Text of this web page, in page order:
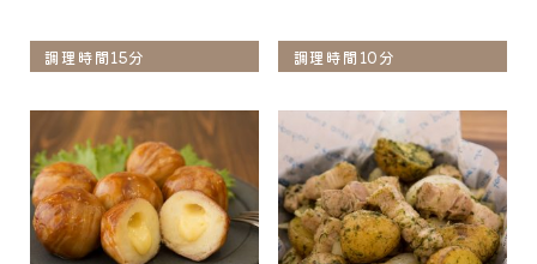
調理時間15分 調理時間10分